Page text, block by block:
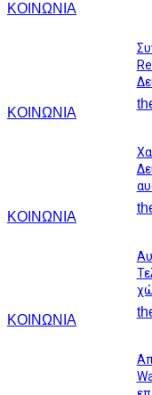
ΚΟΙΝΩΝΙΑ
ΚΟΙΝΩΝΙΑ
ΚΟΙΝΩΝΙΑ
ΚΟΙΝΩΝΙΑ